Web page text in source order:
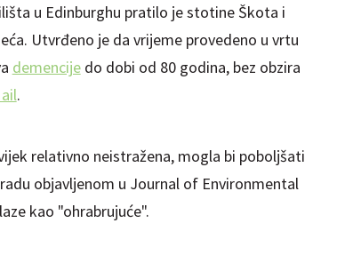
u Edinburghu pratilo je stotine Škota i
Utvrđeno je da vrijeme provedeno u vrtu
demencijedo dobi od 80 godina, bez obzira
.
relativno neistražena, mogla bi poboljšati
objavljenom u Journal of Environmental
kao "ohrabrujuće".